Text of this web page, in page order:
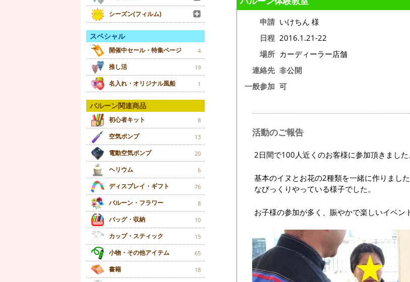
シーズン(フィルム)
スペシャル
開催中セール・特集ページ 4
推し活 19
名入れ・オリジナル風船 1
バルーン関連商品
初心者キット 8
空気ポンプ 13
電動空気ポンプ 20
ヘリウム 6
ディスプレイ・ギフト 76
バルーン・フラワー 8
バッグ・収納 10
カップ・スティック 15
小物・その他アイテム 65
書籍 18
申請 いけちん 様
日程 2016.1.21-22
場所 カーディーラー店舗
連絡先 非公開
一般参加 可
活動のご報告
2日間で100人近くのお客様に参加頂きました
基本のイヌとお花の2種類を一緒に作りまし
なびっくりやっている様子でした。
お子様の参加が多く、賑やかで楽しいイベン